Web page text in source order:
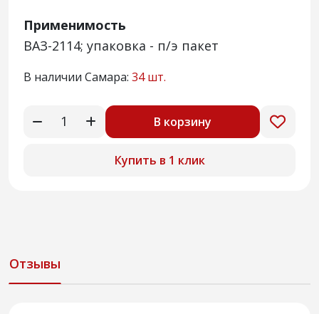
Применимость
ВАЗ-2114; упаковка - п/э пакет
В наличии Самара: 34 шт.
В корзину
Купить в 1 клик
Отзывы